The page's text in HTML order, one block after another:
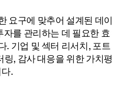
요구에 맞추어 설계된 데이
자를 관리하는 데 필요한 효
. 기업 및 섹터 리서치, 포트
링, 감사 대응을 위한 가치평
.